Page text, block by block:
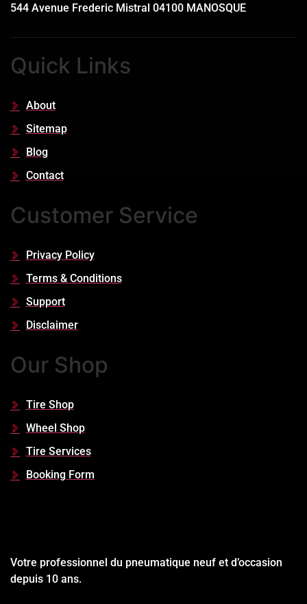
Votre professionnel du pneumatique neuf et d’occasion
depuis 10 ans.
544 Avenue Frederic Mistral 04100 MANOSQUE
Quick Links
About
Sitemap
Blog
Contact
Customer Service
Privacy Policy
Terms & Conditions
Support
Disclaimer
Our Shop
Tire Shop
Wheel Shop
Tire Services
Booking Form